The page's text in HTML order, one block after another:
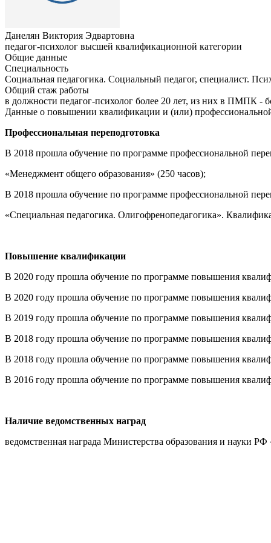
Данелян Виктория Эдвартовна
педагог-психолог высшей квалификационной категории
Общие данные
Специальность
Социальная педагогика. Социальный педагог, специалист.
Общий стаж работы
в должности педагог-психолог более 20 лет, из них в ПМПК -
Данные о повышении квалификации и (или)
Профессиональная переподготовка
В 2018 прошла обучение по программе профессиональной
«Менеджмент общего образования» (250 часов);
В 2018 прошла обучение по программе профессиональной
«Специальная педагогика. Олигофренопедагогика».
Повышение квалификации
В 2020 году прошла обучение по программе повышения
В 2020 году прошла обучение по программе повышения
В 2019 году прошла обучение по программе повышения
В 2018 году прошла обучение по программе повышения
В 2018 году прошла обучение по программе повышения
В 2016 году прошла обучение по программе повышения
Наличие ведомственных наград
ведомственная награда Министерства образования и науки